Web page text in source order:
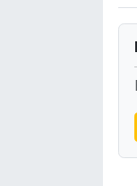
BİLİM-
RÖPÖRTAJ